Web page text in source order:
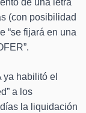
de una letra
(con posibilidad
“se fijará en una
ya habilitó el
a los
la liquidación